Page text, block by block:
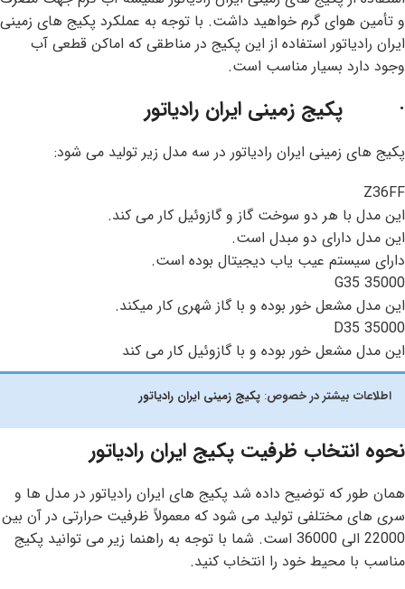
و تأمین هوای گرم خواهید داشت. با توجه به عملکرد پکیج های زمینی
ایران رادیاتور استفاده از این پکیج در مناطقی که اماکن قطعی آب
وجود دارد بسیار مناسب است.
· پکیج زمینی ایران رادیاتور
پکیج های زمینی ایران رادیاتور در سه مدل زیر تولید می شود:
Z36FF
این مدل با هر دو سوخت گاز و گازوئیل کار می کند.
این مدل دارای دو مبدل است.
دارای سیستم عیب‌ یاب دیجیتال بوده است.
G35 35000
این مدل مشعل خور بوده و با گاز شهری کار میکند.
D35 35000
این مدل مشعل خور بوده و با گازوئیل کار می کند
اطلاعات بیشتر در خصوص: پکیج زمینی ایران رادیاتور
نحوه انتخاب ظرفیت پکیج ایران رادیاتور
همان طور که توضیح داده شد پکیج های ایران رادیاتور در مدل ها و
سری های مختلفی تولید می شود که معمولاً ظرفیت حرارتی در آن بین
22000 الی 36000 است. شما با توجه به راهنما زیر می توانید پکیج
مناسب با محیط خود را انتخاب کنید.